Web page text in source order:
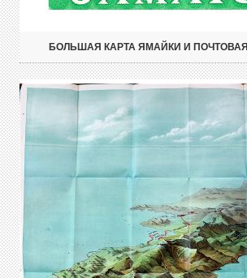
БОЛЬШАЯ КАРТА ЯМАЙКИ И